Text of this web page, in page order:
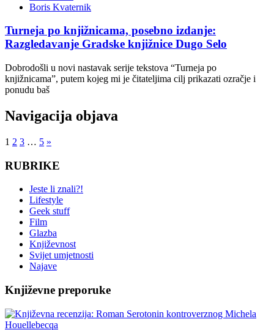
Boris Kvaternik
Turneja po knjižnicama, posebno izdanje:
Razgledavanje Gradske knjižnice Dugo Selo
Dobrodošli u novi nastavak serije tekstova “Turneja po
knjižnicama”, putem kojeg mi je čitateljima cilj prikazati ozračje i
ponudu baš
Navigacija objava
1 2 3 … 5 »
RUBRIKE
Jeste li znali?!
Lifestyle
Geek stuff
Film
Glazba
Književnost
Svijet umjetnosti
Najave
Književne preporuke